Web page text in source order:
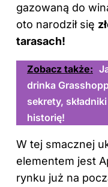
gazowaną do
oto narodził się
tarasach!
Zobacz także:
drinka
sekrety,
historię!
W tej smacznej
elementem jest
rynku już na